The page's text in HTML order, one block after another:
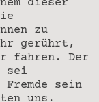
dieser
zu
gerührt,
fahren. Der
sei
sein
uns.